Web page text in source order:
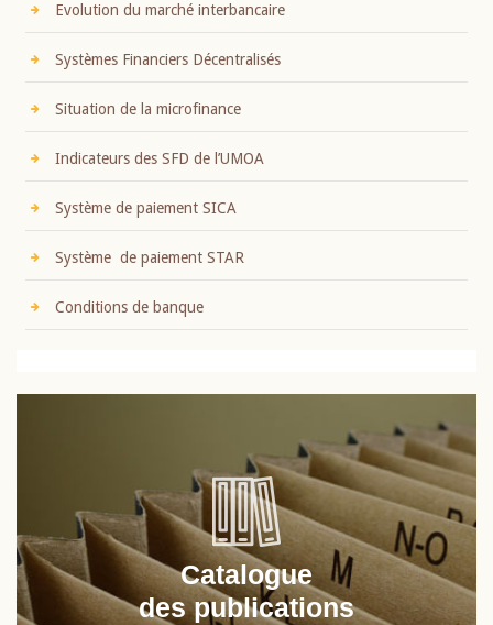
Evolution du marché interbancaire
Systèmes Financiers Décentralisés
Situation de la microfinance
Indicateurs des SFD de l’UMOA
Système de paiement SICA
Système de paiement STAR
Conditions de banque
Catalogue
des publications